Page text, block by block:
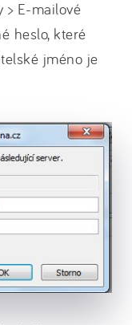
> E-mailové
heslo, které
jméno je